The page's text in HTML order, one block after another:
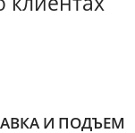
И ПОДЪЕМ